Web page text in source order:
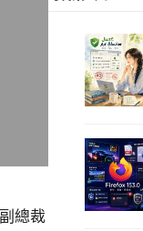
總裁